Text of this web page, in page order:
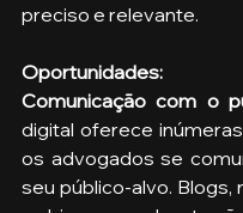
preciso e relevante.
Oportunidades:
Comunicação com o
digital oferece
os advogados se
seu público-alvo. Blogs,